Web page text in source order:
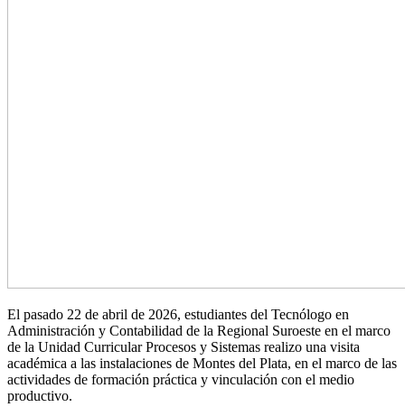
El pasado 22 de abril de 2026, estudiantes del Tecnólogo en
Administración y Contabilidad de la Regional Suroeste en el marco
de la Unidad Curricular Procesos y Sistemas realizo una visita
académica a las instalaciones de Montes del Plata, en el marco de las
actividades de formación práctica y vinculación con el medio
productivo.